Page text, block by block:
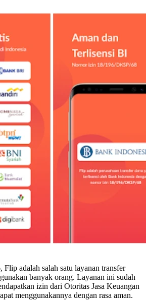
Flip adalah salah satu layanan transfer
banyak orang. Layanan ini sudah
izin dari Otoritas Jasa Keuangan
menggunakannya dengan rasa aman.